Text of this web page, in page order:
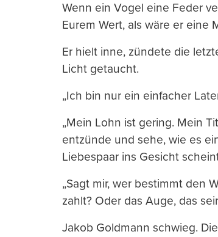
Wenn ein Vogel eine Feder
Eurem Wert, als wäre er eine
Er hielt inne, zündete die
Licht getaucht.
„Ich bin nur ein einfacher
„Mein Lohn ist gering. Mein
entzünde und sehe, wie es
Liebespaar ins Gesicht
„Sagt mir, wer bestimmt den
zahlt? Oder das Auge, das
Jakob Goldmann schwieg.